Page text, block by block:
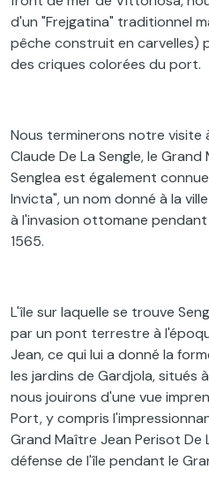
d'un "Frejgatina" traditionnel
pêche construit en carvelles)
des criques colorées du port.
Nous terminerons notre visite
Claude De La Sengle, le
Senglea est également
Invicta", un nom donné à la
à l'invasion ottomane
1565.
L'île sur laquelle se trouve
par un pont terrestre à
Jean, ce qui lui a donné la
les jardins de Gardjola, situés
nous jouirons d'une vue
Port, y compris
Grand Maître Jean Perisot De
défense de l'île pendant le